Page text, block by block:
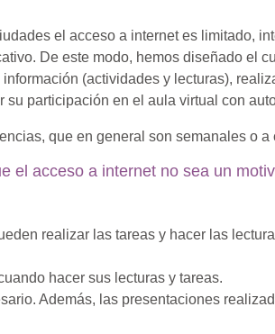
el acceso a internet es limitado,
De este modo, hemos diseñado el
(actividades y lecturas),
participación en el aula virtual con
que en general son semanales o a
el acceso a internet no sea un
realizar las tareas y hacer las
hacer sus lecturas y tareas.
Además, las presentaciones